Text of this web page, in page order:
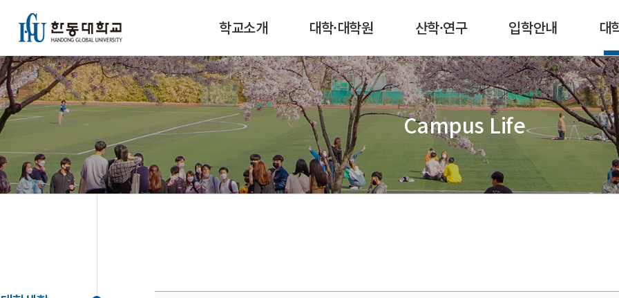
학교소개 대학·대학원 산학·연구 입학안내 대
Campus Life